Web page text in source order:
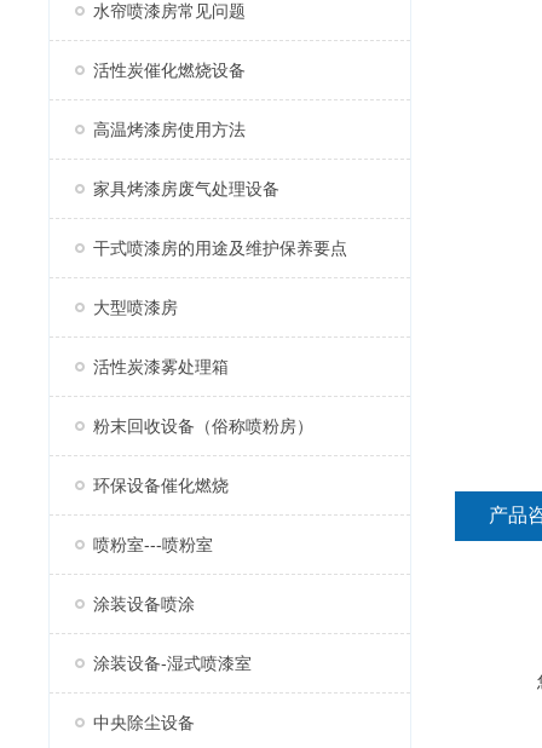
水帘喷漆房常见问题
活性炭催化燃烧设备
高温烤漆房使用方法
家具烤漆房废气处理设备
干式喷漆房的用途及维护保养要点
大型喷漆房
活性炭漆雾处理箱
粉末回收设备（俗称喷粉房）
环保设备催化燃烧
喷粉室---喷粉室
涂装设备喷涂
涂装设备-湿式喷漆室
中央除尘设备
产品